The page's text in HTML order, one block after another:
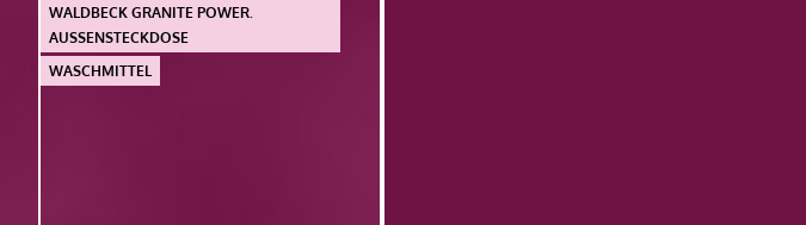
WALDBECK GRANITE POWER.
AUSSENSTECKDOSE
WASCHMITTEL